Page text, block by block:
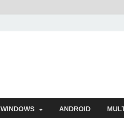
WINDOWS ANDROID